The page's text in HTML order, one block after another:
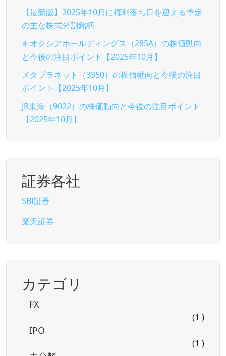
【最新版】2025年10月に権利落ち日を迎える予定
の主な株式分割銘柄
キオクシアホールディングス（285A）の株価動向
と今後の注目ポイント【2025年10月】
メタプラネット（3350）の株価動向と今後の注目
ポイント【2025年10月】
JR東海（9022）の株価動向と今後の注目ポイント
【2025年10月】
証券各社
SBI証券
楽天証券
カテゴリ
FX
(1 )
IPO
(1 )